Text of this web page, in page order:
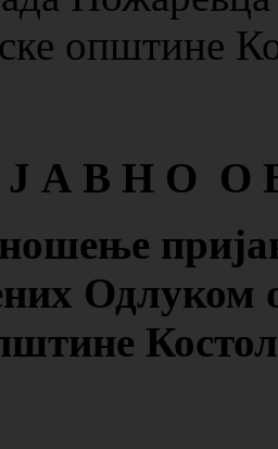
општине
Ј А В Н О О
Одлуком